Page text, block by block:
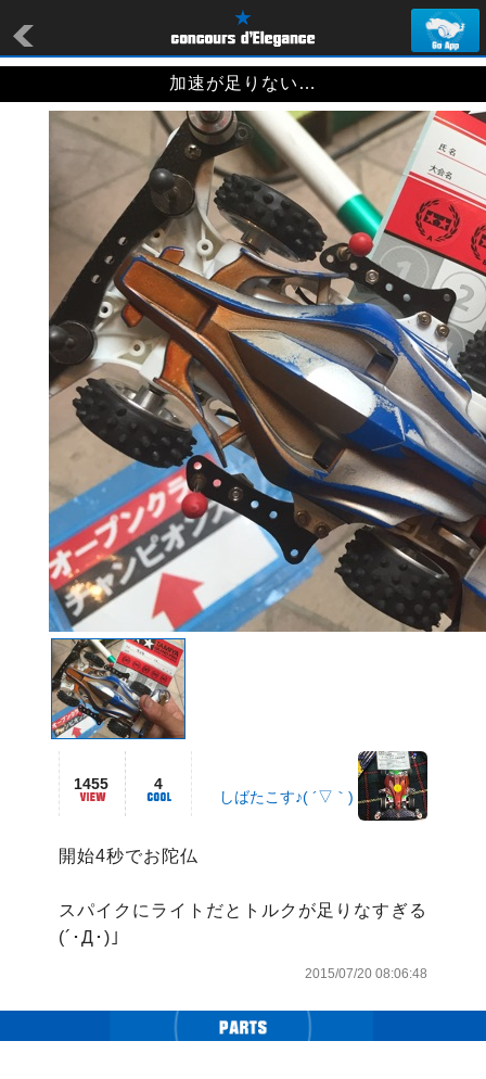
加速が足りない…
1455 4
しばたこす♪( ´▽｀)
開始4秒でお陀仏
スパイクにライトだとトルクが足りなすぎる
(´･Д･)」
2015/07/20 08:06:48